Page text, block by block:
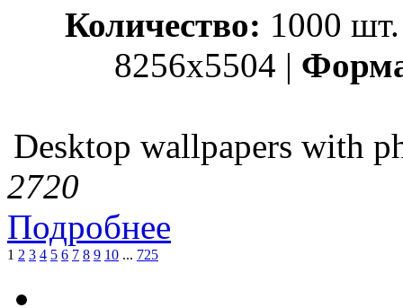
Количество: 1000
8256x5504 |
Desktop wallpapers with
2720
Подробнее
1 2 3 4 5 6 7 8 9 10 ... 725